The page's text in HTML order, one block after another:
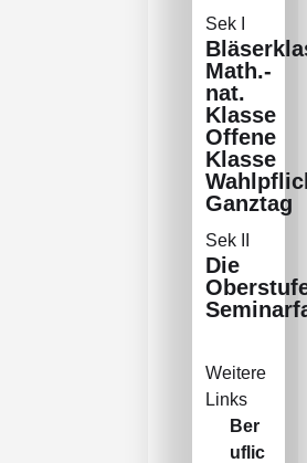
Sek I
Math.-
nat.
Klasse
Offene
Klasse
Ganztag
Sek II
Die
Weitere
Links
Ber
uflic